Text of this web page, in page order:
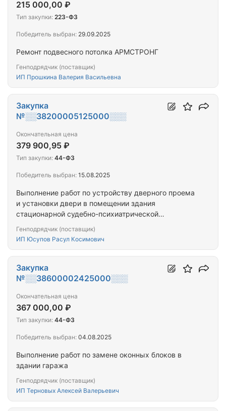
Ремонт подвесного потолка АРМСТРОНГ
Генподрядчик (поставщик)
ИП Прошкина Валерия Васильевна
215 000,00 ₽
Тип закупки: 223-ФЗ
Победитель выбран: 29.09.2025
Выполнение работ по устройству дверного проема
и установки двери в помещении здания
стационарной судебно-психиатрической
расположенного по адресу г. Петропавловск-
Камчатский, ул. Карагинская 22.
Генподрядчик (поставщик)
ИП Юсупов Расул Косимович
Закупка
№░░38200005125000░░░
Окончательная цена
379 900,95 ₽
Тип закупки: 44-ФЗ
Победитель выбран: 15.08.2025
Выполнение работ по замене оконных блоков в
здании гаража
Генподрядчик (поставщик)
ИП Терновых Алексей Валерьевич
Закупка
№░░38600002425000░░░
Окончательная цена
367 000,00 ₽
Тип закупки: 44-ФЗ
Победитель выбран: 04.08.2025